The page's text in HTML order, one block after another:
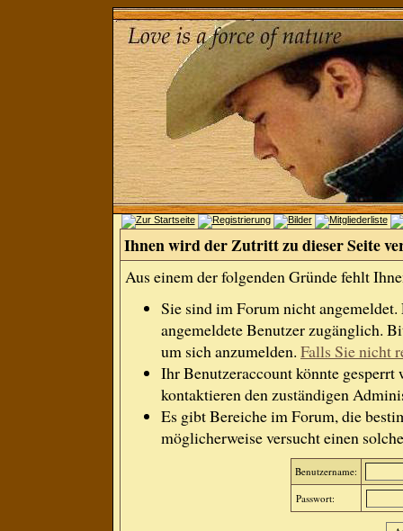
Ihnen wird der Zutritt zu dieser Seite
Aus einem der folgenden Gründe fehlt
Sie sind im Forum nicht
angemeldete Benutzer zugänglich.
um sich anzumelden. Falls Sie nicht
Ihr Benutzeraccount könnte gesperrt
kontaktieren den zuständigen
Es gibt Bereiche im Forum, die
möglicherweise versucht einen
Benutzername:
Passwort: